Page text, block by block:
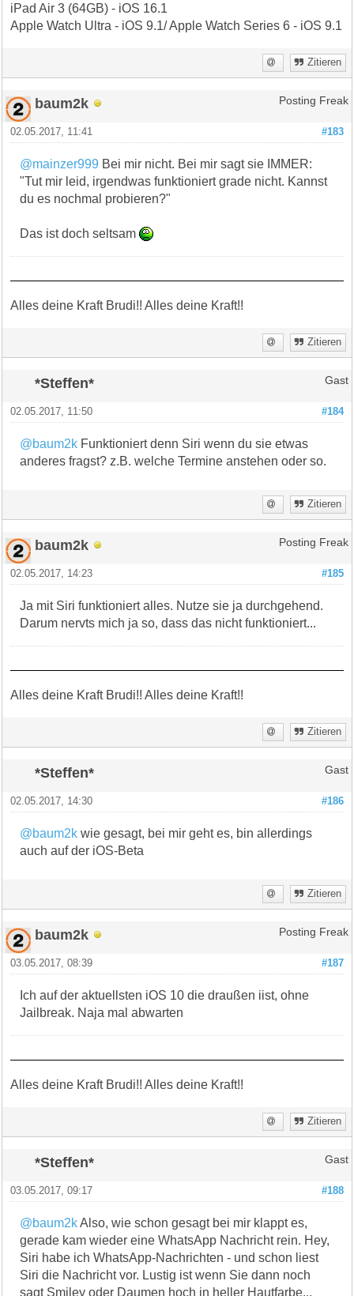
iPad Air 3 (64GB) - iOS 16.1
Apple Watch Ultra - iOS 9.1/ Apple Watch Series 6 - iOS 9.1
Zitieren
baum2k Posting Freak
#183
02.05.2017, 11:41
@mainzer999 Bei mir nicht. Bei mir sagt sie IMMER:
"Tut mir leid, irgendwas funktioniert grade nicht. Kannst
du es nochmal probieren?"
Das ist doch seltsam
Alles deine Kraft Brudi!! Alles deine Kraft!!
Zitieren
*Steffen* Gast
#184
02.05.2017, 11:50
@baum2k Funktioniert denn Siri wenn du sie etwas
anderes fragst? z.B. welche Termine anstehen oder so.
Zitieren
baum2k Posting Freak
#185
02.05.2017, 14:23
Ja mit Siri funktioniert alles. Nutze sie ja durchgehend.
Darum nervts mich ja so, dass das nicht funktioniert...
Alles deine Kraft Brudi!! Alles deine Kraft!!
Zitieren
*Steffen* Gast
#186
02.05.2017, 14:30
@baum2k wie gesagt, bei mir geht es, bin allerdings
auch auf der iOS-Beta
Zitieren
baum2k Posting Freak
#187
03.05.2017, 08:39
Ich auf der aktuellsten iOS 10 die draußen iist, ohne
Jailbreak. Naja mal abwarten
Alles deine Kraft Brudi!! Alles deine Kraft!!
Zitieren
*Steffen* Gast
#188
03.05.2017, 09:17
@baum2kAlso, wie schon gesagt bei mir klappt es,
gerade kam wieder eine WhatsApp Nachricht rein. Hey,
Siri habe ich WhatsApp-Nachrichten - und schon liest
Siri die Nachricht vor. Lustig ist wenn Sie dann noch
sagt Smiley oder Daumen hoch in heller Hautfarbe...